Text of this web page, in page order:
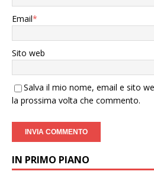
Email*
Sito web
Salva il mio nome, email e sito
la prossima volta che commento.
IN PRIMO PIANO